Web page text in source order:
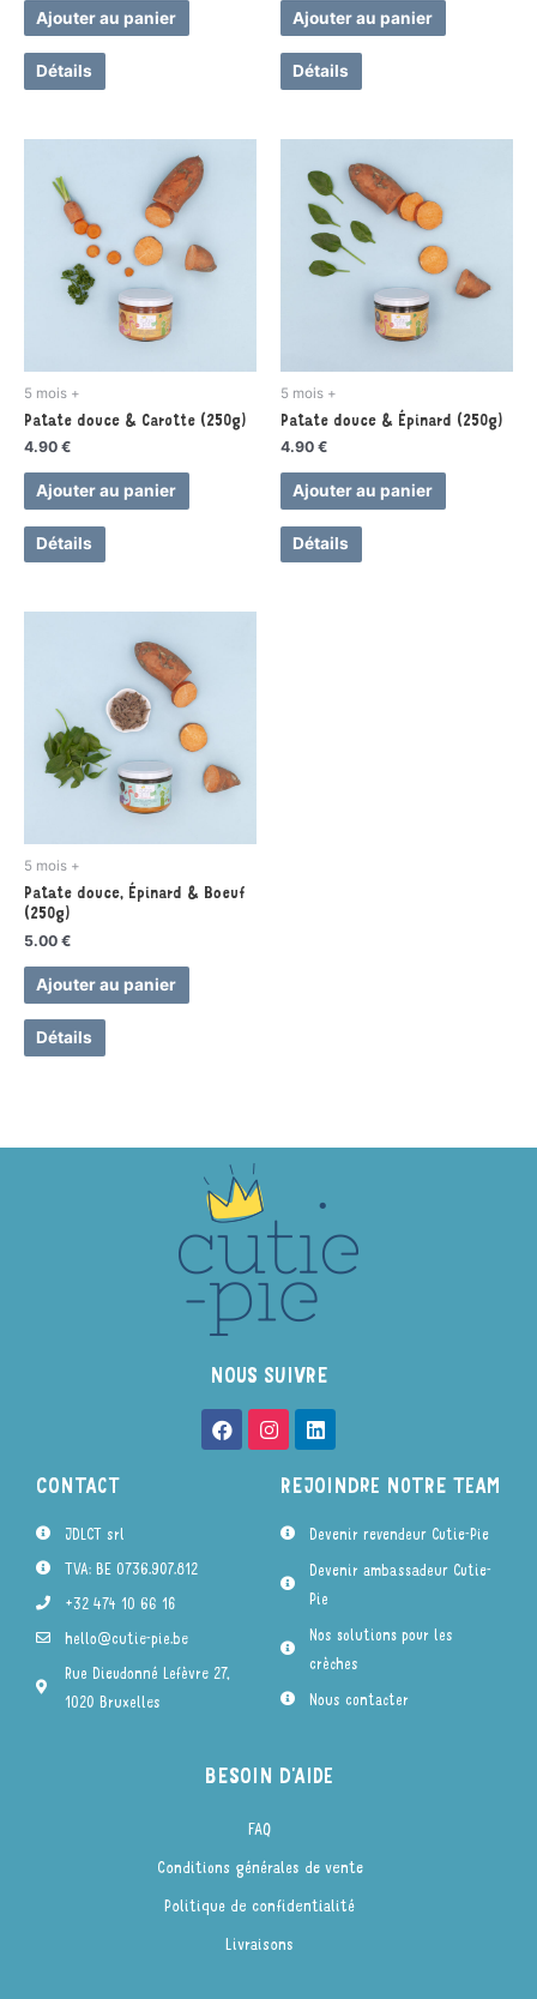
Ajouter au panier
Détails
Ajouter au panier
Détails
5 mois +
Patate douce & Carotte (250g)
4.90 €
Ajouter au panier
Détails
5 mois +
Patate douce & Épinard (250g)
4.90 €
Ajouter au panier
Détails
5 mois +
Patate douce, Épinard & Boeuf
(250g)
5.00 €
Ajouter au panier
Détails
NOUS SUIVRE
CONTACT
JDLCT srl
TVA: BE 0736.907.812
+32 474 10 66 16
hello@cutie-pie.be
Rue Dieudonné Lefèvre 27,
1020 Bruxelles
REJOINDRE NOTRE TEAM
Devenir revendeur Cutie-Pie
Devenir ambassadeur Cutie-
Pie
Nos solutions pour les
crèches
Nous contacter
BESOIN D'AIDE
FAQ
Conditions générales de vente
Politique de confidentialité
Livraisons